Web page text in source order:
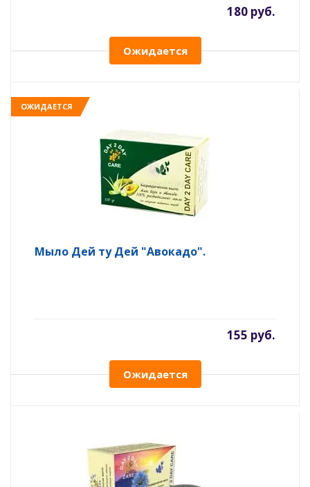
180 руб.
Ожидается
ОЖИДАЕТСЯ
Мыло Дей ту Дей "Авокадо".
155 руб.
Ожидается